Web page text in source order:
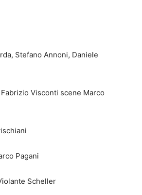
Stefano Annoni, Daniele
Visconti scene Marco
Pagani
Scheller